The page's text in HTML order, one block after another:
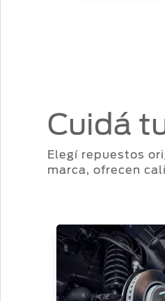
Cuidá
Elegí repuestos
marca, ofrecen